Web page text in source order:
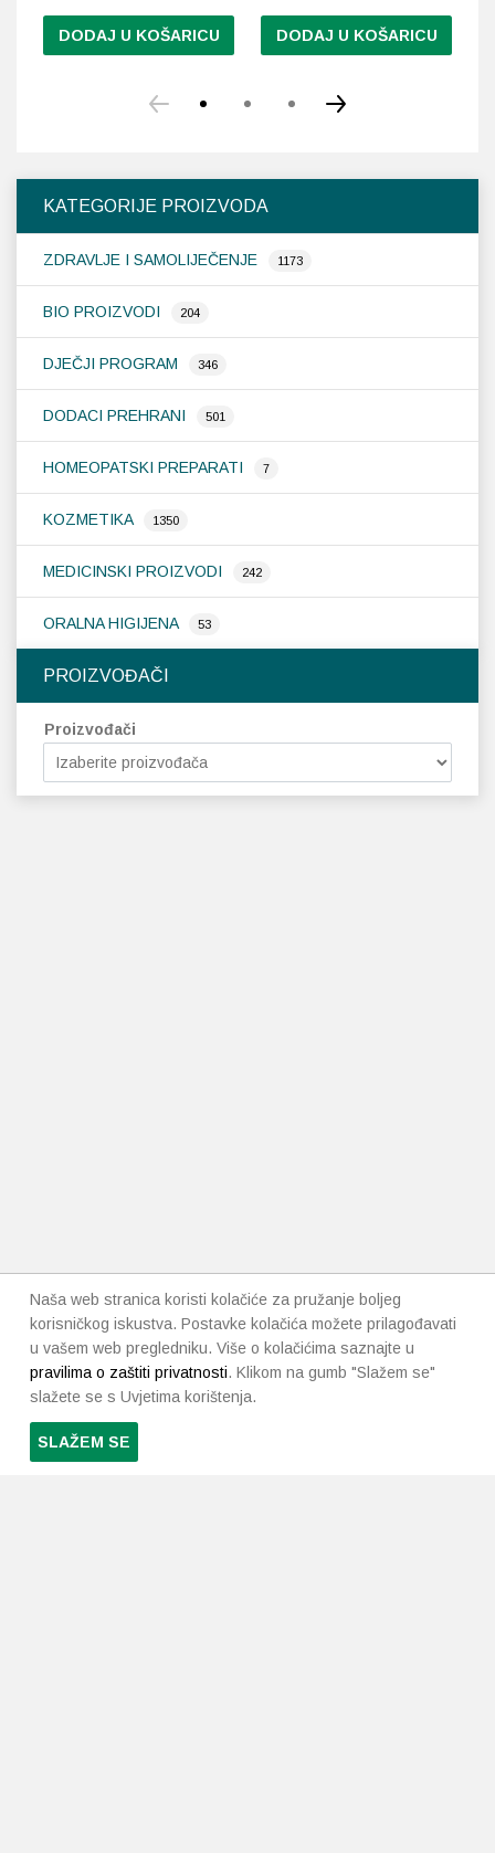
KATEGORIJE PROIZVODA
ZDRAVLJE I SAMOLIJEČENJE 1173
BIO PROIZVODI 204
DJEČJI PROGRAM 346
DODACI PREHRANI 501
HOMEOPATSKI PREPARATI 7
KOZMETIKA 1350
MEDICINSKI PROIZVODI 242
ORALNA HIGIJENA 53
PROIZVOĐAČI
Proizvođači
DODAJ U KOŠARICU DODAJ U KOŠARICU
Naša web stranica koristi kolačiće za pružanje boljeg
korisničkog iskustva. Postavke kolačića možete prilagođavati
u vašem web pregledniku. Više o kolačićima saznajte u
pravilima o zaštiti privatnosti. Klikom na gumb "Slažem se"
slažete se s Uvjetima korištenja.
SLAŽEM SE